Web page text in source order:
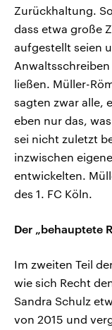
Zurückhaltung.
dass etwa große
aufgestellt seien
ließen. Müller-
sagten zwar alle,
eben nur das,
sei nicht zuletzt
inzwischen
entwickelten.
des 1. FC Köln.
Der „behauptete
Im zweiten Teil
wie sich Recht
Sandra Schulz
von 2015 und